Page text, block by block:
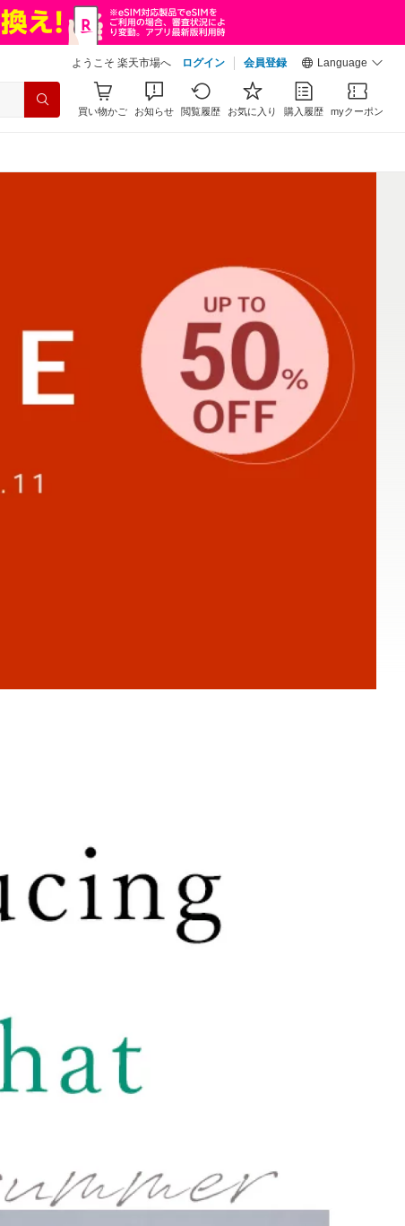
ようこそ 楽天市場へ ログイン 会員登録 Language
買い物かご お知らせ 閲覧履歴 お気に入り 購入履歴 myクーポン